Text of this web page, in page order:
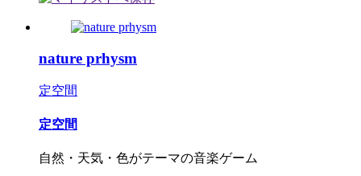
nature prhysm
定空間
定空間
自然・天気・色がテーマの音楽ゲーム